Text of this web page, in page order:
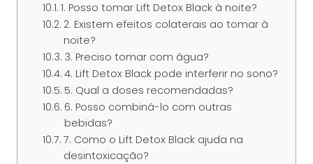
1. Posso tomar Lift Detox Black à noite?
2. Existem efeitos colaterais ao tomar à
noite?
3. Preciso tomar com água?
4. Lift Detox Black pode interferir no sono?
5. Qual a doses recomendadas?
6. Posso combiná-lo com outras
bebidas?
7. Como o Lift Detox Black ajuda na
desintoxicação?